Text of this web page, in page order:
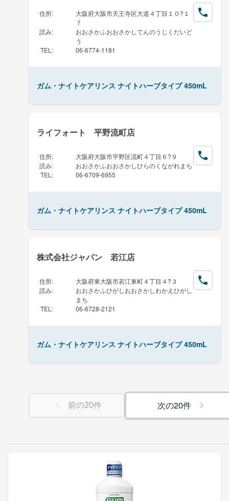
住所:
大阪府大阪市天王寺区大道４丁目１０?１
７
読み:
おおさかふおおさかしてんのうじくだいど
う
TEL : 06-6774-1181
ガム・ナイトケアリンス ナイトハーブタイプ 450mL
ライフォート 平野流町店
住所:
大阪府大阪市平野区流町４丁目６?９
読み:
おおさかふおおさかしひらのくながれまち
TEL : 06-6709-6955
ガム・ナイトケアリンス ナイトハーブタイプ 450mL
株式会社ジャパン 若江店
住所:
大阪府東大阪市若江東町４丁目４?３
読み:
おおさかふひがしおおさかしわかえひがし
まち
TEL : 06-6728-2121
ガム・ナイトケアリンス ナイトハーブタイプ 450mL
前の20件 次の20件